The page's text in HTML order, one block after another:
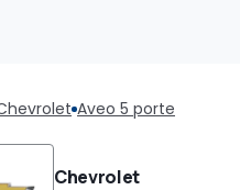
Aveo 5 porte
Chevrolet